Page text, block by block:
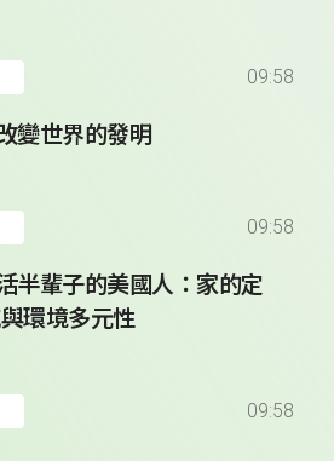
09:58
變世界的發明
09:58
半輩子的美國人：家的定
環境多元性
09:58